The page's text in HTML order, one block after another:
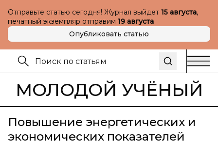
Отправьте статью сегодня! Журнал выйдет 15 августа,
печатный экземпляр отправим 19 августа
Опубликовать статью
МОЛОДОЙ УЧЁНЫЙ
Повышение энергетических и
экономических показателей